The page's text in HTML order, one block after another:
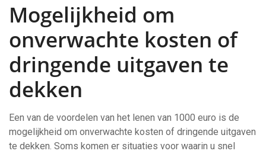
Mogelijkheid om
onverwachte kosten of
dringende uitgaven te
dekken
Een van de voordelen van het lenen van 1000 euro is de
mogelijkheid om onverwachte kosten of dringende uitgaven
te dekken. Soms komen er situaties voor waarin u snel